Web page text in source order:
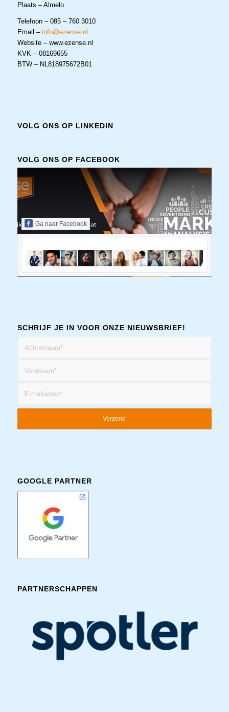
Plaats – Almelo
Telefoon – 085 – 760 3010
Email – info@ezense.nl
Website – www.ezense.nl
KVK – 08169655
BTW – NL818975672B01
VOLG ONS OP LINKEDIN
VOLG ONS OP FACEBOOK
Ga naar Facebook
SCHRIJF JE IN VOOR ONZE NIEUWSBRIEF!
GOOGLE PARTNER
PARTNERSCHAPPEN